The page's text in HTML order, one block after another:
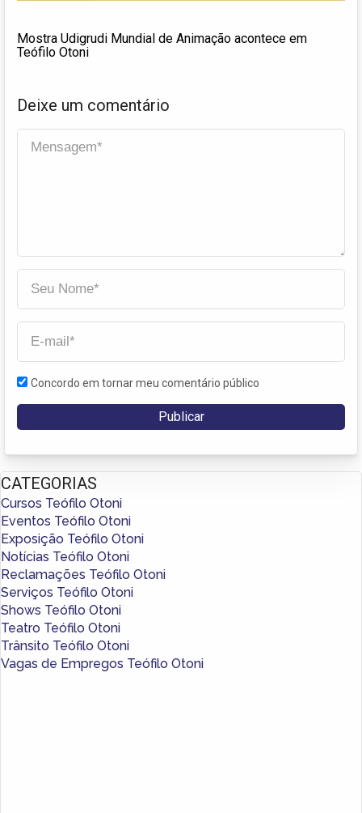
Mostra Udigrudi Mundial de Animação acontece em
Teófilo Otoni
Deixe um comentário
Concordo em tornar meu comentário público
CATEGORIAS
Cursos Teófilo Otoni
Eventos Teófilo Otoni
Exposição Teófilo Otoni
Notícias Teófilo Otoni
Reclamações Teófilo Otoni
Serviços Teófilo Otoni
Shows Teófilo Otoni
Teatro Teófilo Otoni
Trânsito Teófilo Otoni
Vagas de Empregos Teófilo Otoni